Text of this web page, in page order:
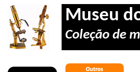
Museu
Coleção de